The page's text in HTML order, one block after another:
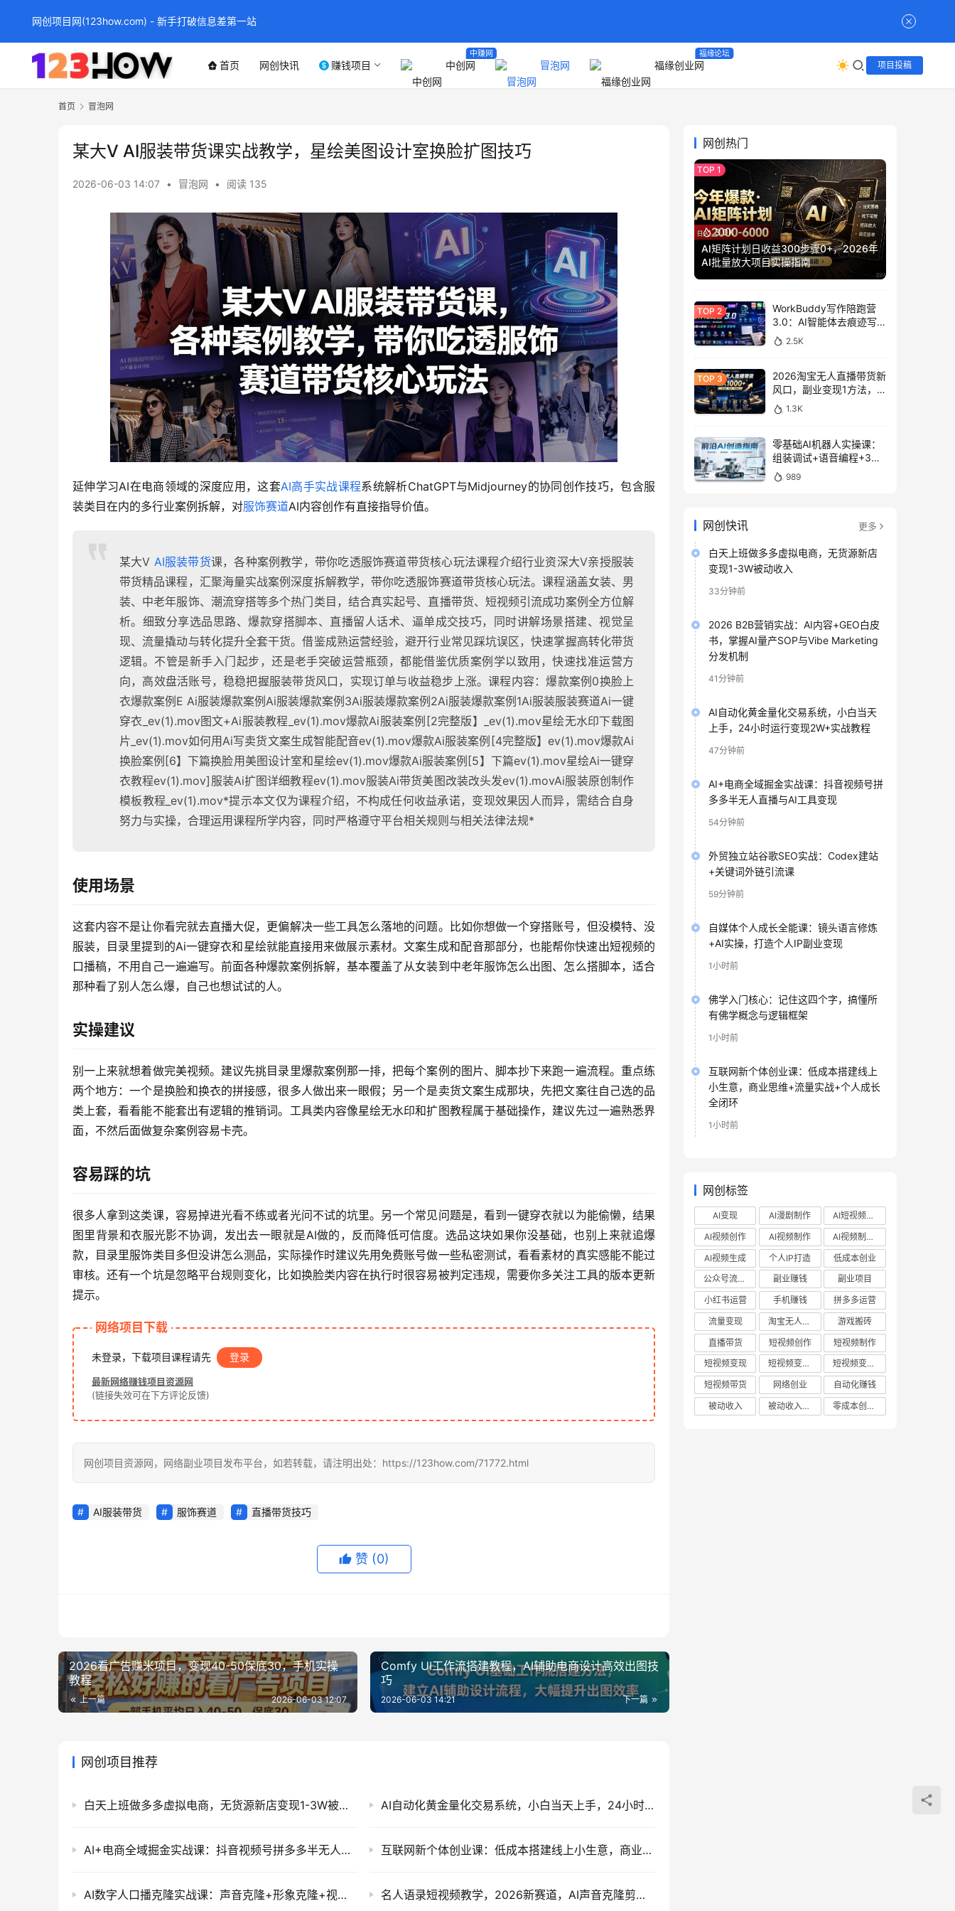
首页 网创快讯 赚钱项目 中创网
中赚网
冒泡网 福缘创业网
福缘论坛
项目投稿
首页 冒泡网
某大V AI服装带货课实战教学，星绘美图设计室换脸扩图技巧
2026-06-03 14:07 • 冒泡网 • 阅读 135
延伸学习AI在电商领域的深度应用，这套AI高手实战课程系统解析ChatGPT与Midjourney的协同创作技巧，包含服
装类目在内的多行业案例拆解，对服饰赛道AI内容创作有直接指导价值。
某大V AI服装带货课，各种案例教学，带你吃透服饰赛道带货核心玩法课程介绍行业资深大V亲授服装
带货精品课程，汇聚海量实战案例深度拆解教学，带你吃透服饰赛道带货核心玩法。课程涵盖女装、男
装、中老年服饰、潮流穿搭等多个热门类目，结合真实起号、直播带货、短视频引流成功案例全方位解
析。细致分享选品思路、爆款穿搭脚本、直播留人话术、逼单成交技巧，同时讲解场景搭建、视觉呈
现、流量撬动与转化提升全套干货。借鉴成熟运营经验，避开行业常见踩坑误区，快速掌握高转化带货
逻辑。不管是新手入门起步，还是老手突破运营瓶颈，都能借鉴优质案例学以致用，快速找准运营方
向，高效盘活账号，稳稳把握服装带货风口，实现订单与收益稳步上涨。课程内容：爆款案例0换脸上
衣爆款案例E Ai服装爆款案例Ai服装爆款案例3Ai服装爆款案例2Ai服装爆款案例1Ai服装服装赛道Ai一键
穿衣_ev(1).mov图文+Ai服装教程_ev(1).mov爆款Ai服装案例[2完整版】_ev(1).mov星绘无水印下载图
片_ev(1).mov如何用Ai写卖货文案生成智能配音ev(1).mov爆款Ai服装案例[4完整版】ev(1).mov爆款Ai
换脸案例[6】下篇换脸用美图设计室和星绘ev(1).mov爆款Ai服装案例[5】下篇ev(1).mov星绘Ai一键穿
衣教程ev(1).mov]服装Ai扩图详细教程ev(1).mov服装Ai带货美图改装改头发ev(1).movAi服装原创制作
模板教程_ev(1).mov*提示本文仅为课程介绍，不构成任何收益承诺，变现效果因人而异，需结合自身
努力与实操，合理运用课程所学内容，同时严格遵守平台相关规则与相关法律法规*
使用场景
这套内容不是让你看完就去直播大促，更偏解决一些工具怎么落地的问题。比如你想做一个穿搭账号，但没模特、没
服装，目录里提到的Ai一键穿衣和星绘就能直接用来做展示素材。文案生成和配音那部分，也能帮你快速出短视频的
口播稿，不用自己一遍遍写。前面各种爆款案例拆解，基本覆盖了从女装到中老年服饰怎么出图、怎么搭脚本，适合
那种看了别人怎么爆，自己也想试试的人。
实操建议
别一上来就想着做完美视频。建议先挑目录里爆款案例那一排，把每个案例的图片、脚本抄下来跑一遍流程。重点练
两个地方：一个是换脸和换衣的拼接感，很多人做出来一眼假；另一个是卖货文案生成那块，先把文案往自己选的品
类上套，看看能不能套出有逻辑的推销词。工具类内容像星绘无水印和扩图教程属于基础操作，建议先过一遍熟悉界
面，不然后面做复杂案例容易卡壳。
容易踩的坑
很多人拿到这类课，容易掉进光看不练或者光问不试的坑里。另一个常见问题是，看到一键穿衣就以为能偷懒，结果
图里背景和衣服光影不协调，发出去一眼就是AI做的，反而降低可信度。选品这块如果你没基础，也别上来就追爆
款，目录里服饰类目多但没讲怎么测品，实际操作时建议先用免费账号做一些私密测试，看看素材的真实感能不能过
审核。还有一个坑是忽略平台规则变化，比如换脸类内容在执行时很容易被判定违规，需要你多关注工具的版本更新
提示。
网络项目下载
未登录，下载项目课程请先 登录
最新网络赚钱项目资源网
(链接失效可在下方评论反馈)
网创项目资源网，网络副业项目发布平台，如若转载，请注明出处：https://123how.com/71772.html
AI服装带货 服饰赛道 直播带货技巧
赞 (0)
2026看广告赚米项目，变现40-50保底30，手机实操
教程
上一篇 2026-06-03 12:07
Comfy UI工作流搭建教程，AI辅助电商设计高效出图技
巧
下一篇
2026-06-03 14:21
网创项目推荐
白天上班做多多虚拟电商，无货源新店变现1-3W被动收入 AI自动化黄金量化交易系统，小白当天上手，24小时运行变现2W+实战教程
AI+电商全域掘金实战课：抖音视频号拼多多半无人直播与AI工具变现 互联网新个体创业课：低成本搭建线上小生意，商业思维+流量实战+个人成长全闭环
AI数字人口播克隆实战课：声音克隆+形象克隆+视频生成全流程 名人语录短视频教学，2026新赛道，AI声音克隆剪辑涨粉变现课
网创热门
3.0K
AI矩阵计划日收益300步骤0+，2026年
AI批量放大项目实操指南
WorkBuddy写作陪跑营
3.0：AI智能体去痕迹写
作，头条公众号百家号变
现
2.5K
2026淘宝无人直播带货新
风口，副业变现1方法，
无违规稳定可长期操作
1.3K
零基础AI机器人实操课：
组装调试+语音编程+3D
建模打印入门
989
网创快讯 更多
白天上班做多多虚拟电商，无货源新店
变现1-3W被动收入
33分钟前
2026 B2B营销实战：AI内容+GEO白皮
书，掌握AI量产SOP与Vibe Marketing
分发机制
41分钟前
AI自动化黄金量化交易系统，小白当天
上手，24小时运行变现2W+实战教程
47分钟前
AI+电商全域掘金实战课：抖音视频号拼
多多半无人直播与AI工具变现
54分钟前
外贸独立站谷歌SEO实战：Codex建站
+关键词外链引流课
59分钟前
自媒体个人成长全能课：镜头语言修炼
+AI实操，打造个人IP副业变现
1小时前
佛学入门核心：记住这四个字，搞懂所
有佛学概念与逻辑框架
1小时前
互联网新个体创业课：低成本搭建线上
小生意，商业思维+流量实战+个人成长
全闭环
1小时前
网创标签
AI变现 AI漫剧制作
AI短视频制作
AI视频创作
AI视频制作
AI视频制作教程
AI视频生成
个人IP打造
低成本创业
公众号流量主
副业赚钱
副业项目
小红书运营
手机赚钱
拼多多运营
流量变现
淘宝无人直播
游戏搬砖
直播带货
短视频创作
短视频制作
短视频变现
短视频变现技巧
短视频变现方法
短视频带货
网络创业
自动化赚钱
被动收入
被动收入项目 零成本创业项目
网创项目网(123how.com) - 新手打破信息差第一站